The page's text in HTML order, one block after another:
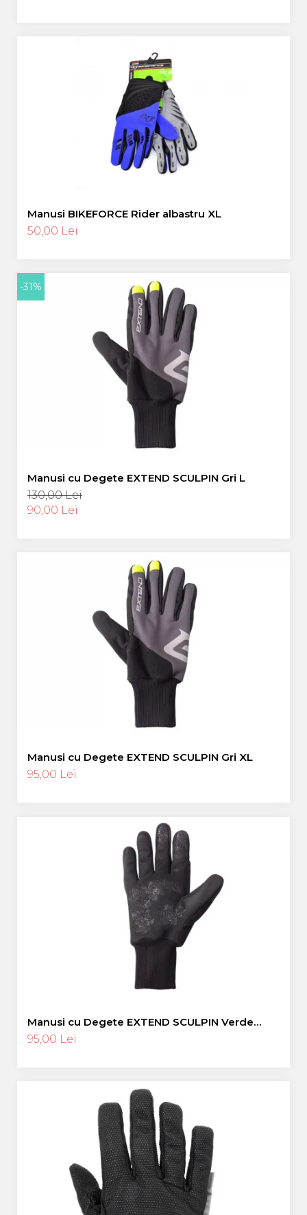
Manusi BIKEFORCE Rider albastru XL
50,00 Lei
-31%
Manusi cu Degete EXTEND SCULPIN Gri L
130,00 Lei
90,00 Lei
Manusi cu Degete EXTEND SCULPIN Gri XL
95,00 Lei
Manusi cu Degete EXTEND SCULPIN Verde
Neon L
95,00 Lei